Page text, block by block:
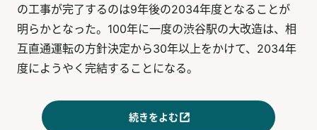
の工事が完了するのは9年後の2034年度となることが
明らかとなった。100年に一度の渋谷駅の大改造は、相
互直通運転の方針決定から30年以上をかけて、2034年
度にようやく完結することになる。
続きをよむ